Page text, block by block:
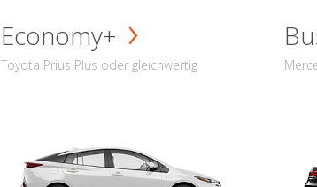
Economy+
Toyota Prius Plus oder gleichwertig